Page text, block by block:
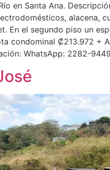
en Santa Ana.
alacena,
el segundo piso un
condominal ₡213.972 +
WhatsApp: 2282-